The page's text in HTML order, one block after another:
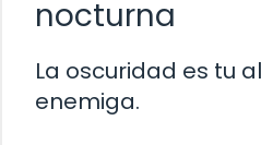
nocturna
La oscuridad es tu
enemiga.